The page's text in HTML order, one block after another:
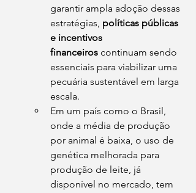
garantir ampla adoção dessas
estratégias, políticas públicas
e incentivos
financeiros continuam sendo
essenciais para viabilizar uma
pecuária sustentável em larga
escala.
Em um país como o Brasil,
onde a média de produção
por animal é baixa, o uso de
genética melhorada para
produção de leite, já
disponível no mercado, tem